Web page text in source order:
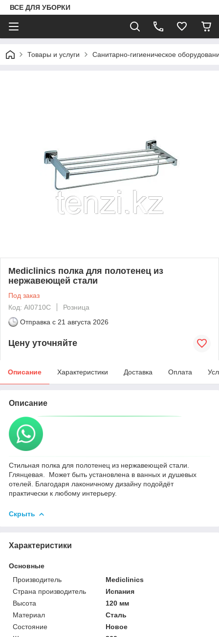
ВСЕ ДЛЯ УБОРКИ
Товары и услуги Санитарно-гигиеническое
Mediclinics полка для полотенец из
нержавеющей стали
Под заказ
Код: AI0710C
Розница
Отправка с 21 августа 2026
Цену уточняйте
Описание Характеристики Доставка Оплата
Описание
Стильная полка для полотенец из нержавеющей стали.
Глянцевая. Может быть установлена в ванных и душевых
отелей. Благодаря лаконичному дизайну подойдёт
практически к любому интерьеру.
Скрыть
Характеристики
Основные
Производитель
Mediclinics
Страна производитель
Испания
Высота
120 мм
Материал
Сталь
Состояние
Новое